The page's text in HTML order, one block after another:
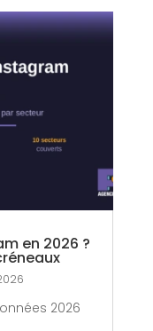
en 2026 ?
2026